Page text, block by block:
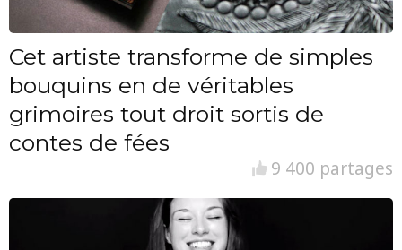
Cet artiste transforme de simples
bouquins en de véritables
grimoires tout droit sortis de
contes de fées
9 400 partages